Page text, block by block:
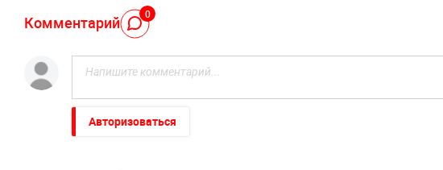
Комментарий 0
Авторизоваться